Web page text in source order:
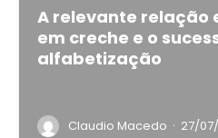
A relevante relação
em creche e o
alfabetização
Claudio Macedo · 27/